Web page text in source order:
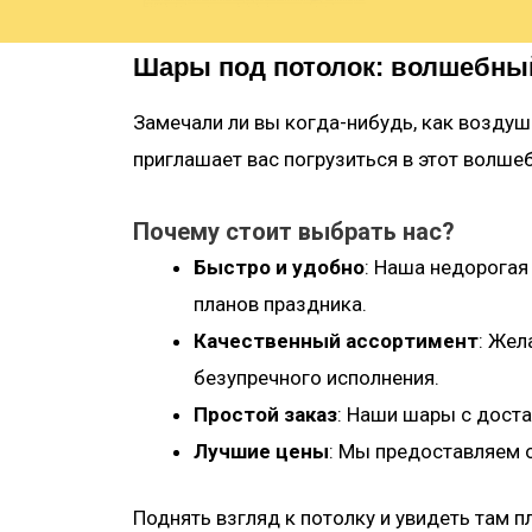
Шары под потолок:
Замечали ли вы когда-нибудь, как
приглашает вас погрузиться в этот
Почему стоит выбрать нас?
Быстро и удобно: Наша
планов праздника.
Качественный ассортимент:
безупречного исполнения.
Простой заказ: Наши шары с
Лучшие цены: Мы предоставляем
Поднять взгляд к потолку и увидеть